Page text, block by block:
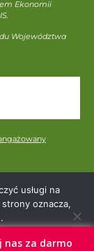
Ekonomii
Województwa
usługi na
oznacza,
nas za darmo